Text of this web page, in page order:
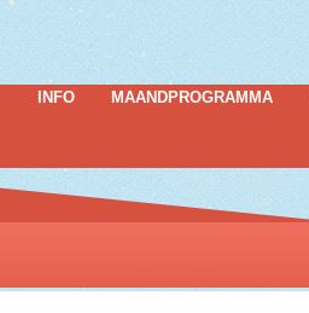
INFO MAANDPROGRAMMA